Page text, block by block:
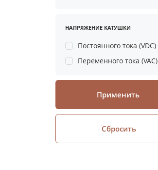
НАПРЯЖЕНИЕ КАТУШКИ
Постоянного тока (VDC)
Переменного тока (VAC)
Применить
Сбросить